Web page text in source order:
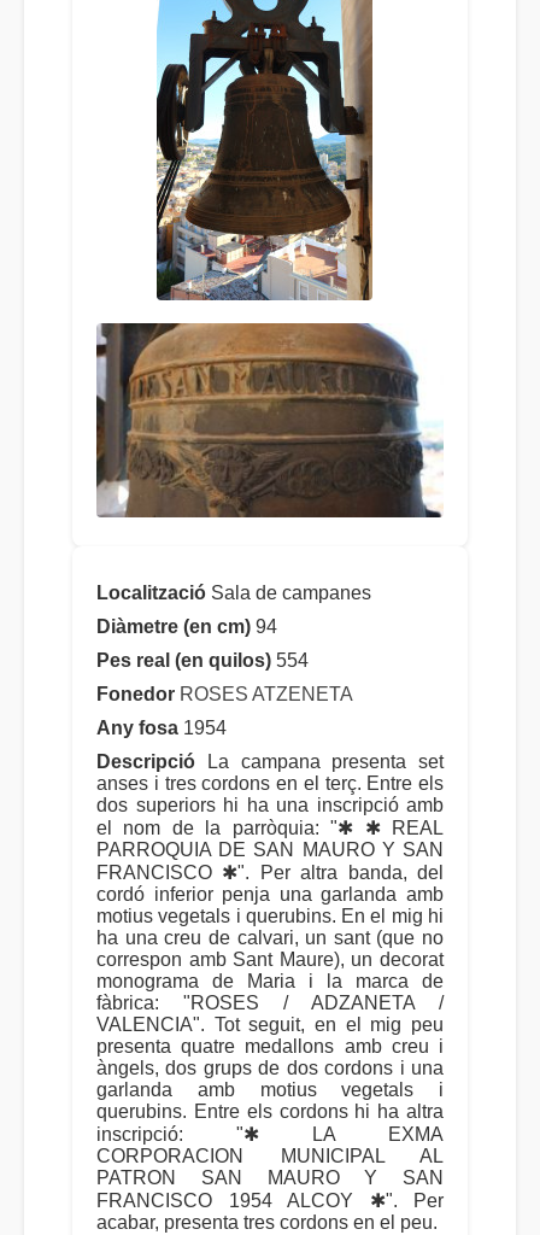
Localització Sala de campanes
Diàmetre (en cm) 94
Pes real (en quilos) 554
Fonedor ROSES ATZENETA
Any fosa 1954
Descripció La campana presenta set
anses i tres cordons en el terç. Entre els
dos superiors hi ha una inscripció amb
el nom de la parròquia: "✱ ✱ REAL
PARROQUIA DE SAN MAURO Y SAN
FRANCISCO ✱". Per altra banda, del
cordó inferior penja una garlanda amb
motius vegetals i querubins. En el mig hi
ha una creu de calvari, un sant (que no
correspon amb Sant Maure), un decorat
monograma de Maria i la marca de
fàbrica: "ROSES / ADZANETA /
VALENCIA". Tot seguit, en el mig peu
presenta quatre medallons amb creu i
àngels, dos grups de dos cordons i una
garlanda amb motius vegetals i
querubins. Entre els cordons hi ha altra
inscripció: "✱ LA EXMA
CORPORACION MUNICIPAL AL
PATRON SAN MAURO Y SAN
FRANCISCO 1954 ALCOY ✱". Per
acabar, presenta tres cordons en el peu.